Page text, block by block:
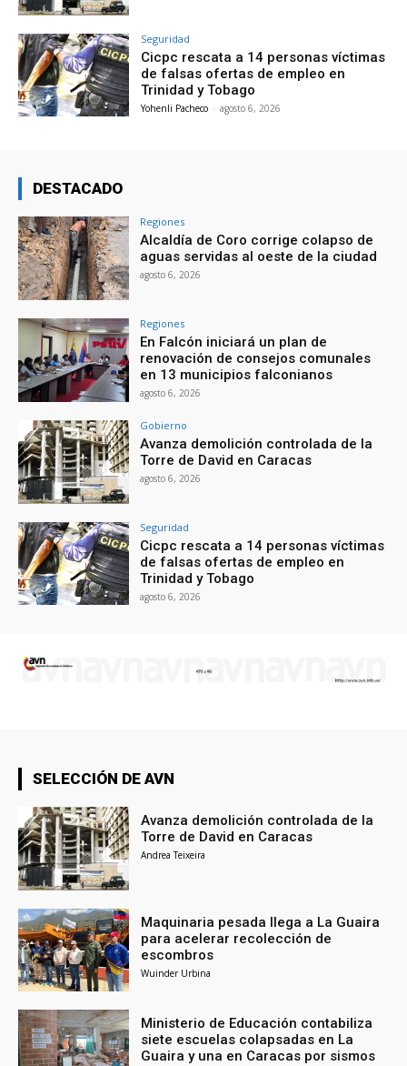
Seguridad
Cicpc rescata a 14 personas víctimas
de falsas ofertas de empleo en
Trinidad y Tobago
Yohenli Pacheco - agosto 6, 2026
DESTACADO
Regiones
Alcaldía de Coro corrige colapso de
aguas servidas al oeste de la ciudad
agosto 6, 2026
Regiones
En Falcón iniciará un plan de
renovación de consejos comunales
en 13 municipios falconianos
agosto 6, 2026
Gobierno
Avanza demolición controlada de la
Torre de David en Caracas
agosto 6, 2026
Seguridad
Cicpc rescata a 14 personas víctimas
de falsas ofertas de empleo en
Trinidad y Tobago
agosto 6, 2026
SELECCIÓN DE AVN
Avanza demolición controlada de la
Torre de David en Caracas
Andrea Teixeira
Maquinaria pesada llega a La Guaira
para acelerar recolección de
escombros
Wuinder Urbina
Ministerio de Educación contabiliza
siete escuelas colapsadas en La
Guaira y una en Caracas por sismos